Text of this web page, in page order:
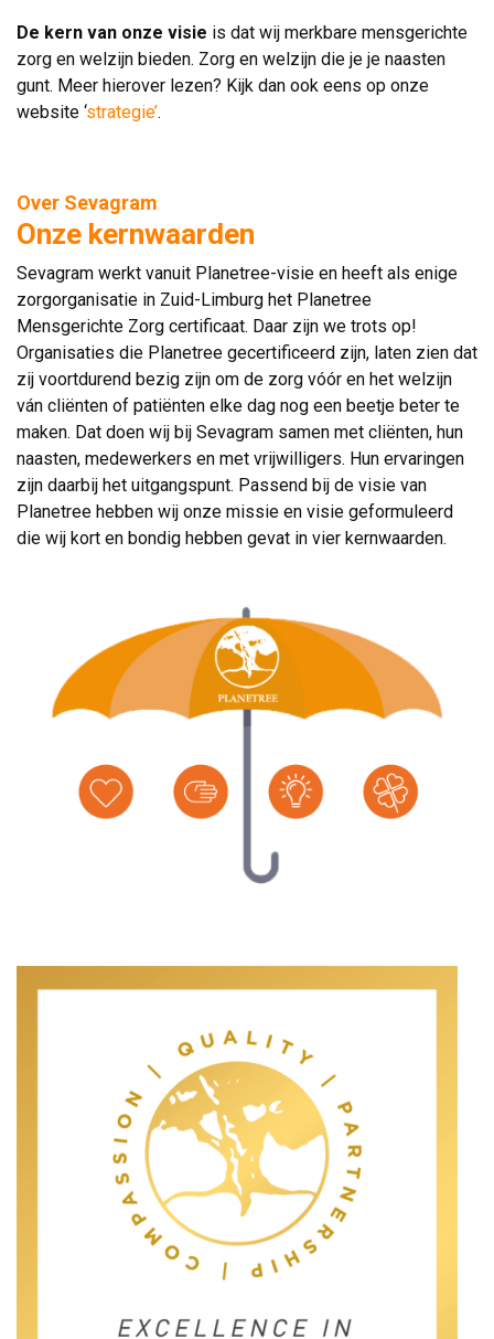
De kern van onze visie is dat wij merkbare mensgerichte
zorg en welzijn bieden. Zorg en welzijn die je je naasten
gunt. Meer hierover lezen? Kijk dan ook eens op onze
website ‘strategie’.
Over Sevagram
Onze kernwaarden
Sevagram werkt vanuit Planetree-visie en heeft als enige
zorgorganisatie in Zuid-Limburg het Planetree
Mensgerichte Zorg certificaat. Daar zijn we trots op!
Organisaties die Planetree gecertificeerd zijn, laten zien dat
zij voortdurend bezig zijn om de zorg vóór en het welzijn
ván cliënten of patiënten elke dag nog een beetje beter te
maken. Dat doen wij bij Sevagram samen met cliënten, hun
naasten, medewerkers en met vrijwilligers. Hun ervaringen
zijn daarbij het uitgangspunt. Passend bij de visie van
Planetree hebben wij onze missie en visie geformuleerd
die wij kort en bondig hebben gevat in vier kernwaarden.